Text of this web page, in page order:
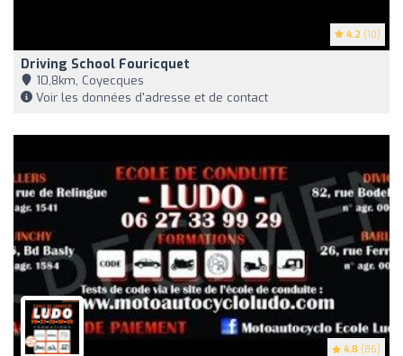
4.2 (10)
Driving School Fouricquet
10,8km, Coyecques
Voir les données d'adresse et de contact
4.8 (86)